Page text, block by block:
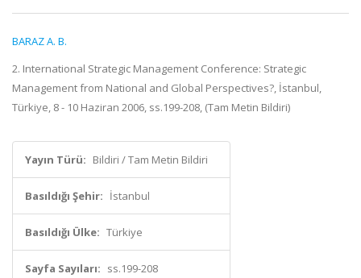
BARAZ A. B.
2. International Strategic Management Conference: Strategic
Management from National and Global Perspectives?, İstanbul,
Türkiye, 8 - 10 Haziran 2006, ss.199-208, (Tam Metin Bildiri)
Yayın Türü: Bildiri / Tam Metin Bildiri
Basıldığı Şehir: İstanbul
Basıldığı Ülke: Türkiye
Sayfa Sayıları: ss.199-208